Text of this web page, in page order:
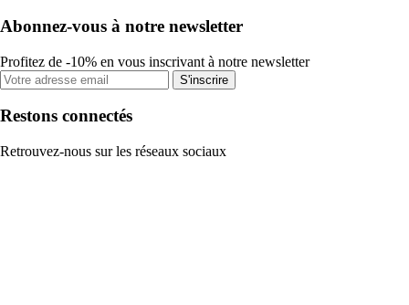
Abonnez-vous à notre newsletter
Profitez de -10% en vous inscrivant à notre newsletter
S'inscrire
Restons connectés
Retrouvez-nous sur les réseaux sociaux